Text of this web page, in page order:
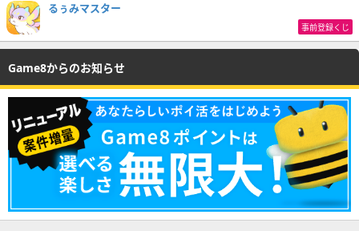
るぅみマスター
事前登録くじ
Game8からのお知らせ